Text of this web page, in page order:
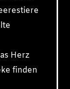
Herz
finden